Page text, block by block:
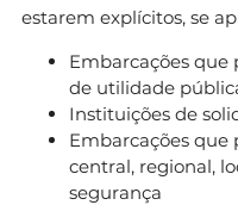
estarem explícitos, se
Embarcações que
de utilidade
Instituições de
Embarcações
central, regional,
segurança